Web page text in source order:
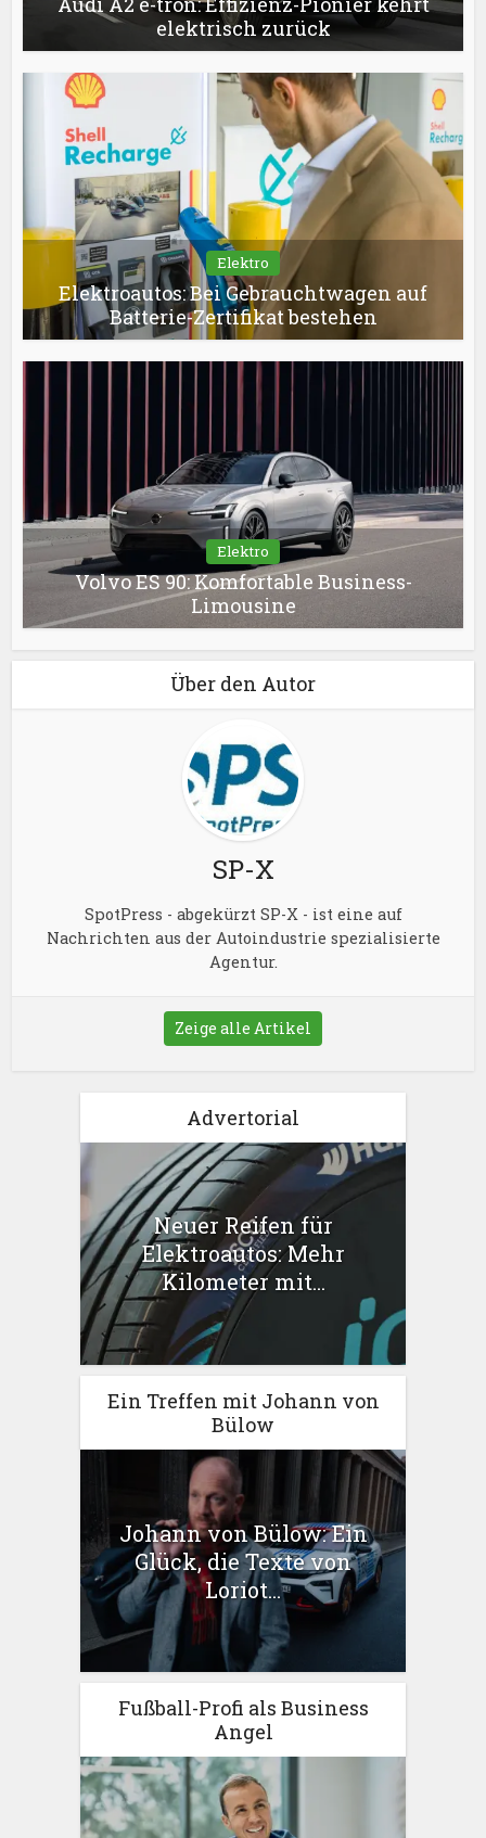
elektrisch zurück
Elektro
Elektroautos: Bei Gebrauchtwagen auf
Batterie-Zertifikat bestehen
Elektro
Volvo ES 90: Komfortable Business-
Limousine
Über den Autor
SP-X
SpotPress - abgekürzt SP-X - ist eine auf
Nachrichten aus der Autoindustrie spezialisierte
Agentur.
Zeige alle Artikel
Advertorial
Neuer Reifen für
Elektroautos: Mehr
Kilometer mit...
Ein Treffen mit Johann von
Bülow
Johann von Bülow: Ein
Glück, die Texte von
Loriot...
Fußball-Profi als Business
Angel